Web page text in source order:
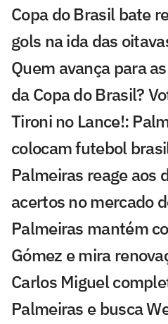
Copa do Brasil bate
gols na ida das
Quem avança para
da Copa do Brasil?
Tironi no Lance!:
colocam futebol
Palmeiras reage aos
acertos no mercado
Palmeiras mantém
Gómez e mira
Carlos Miguel
Palmeiras e busca